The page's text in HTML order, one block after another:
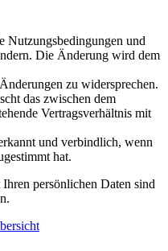
Nutzungsbedingungen und
Die Änderung wird dem
zu widersprechen.
das zwischen dem
Vertragsverhältnis mit
und verbindlich, wenn
hat.
persönlichen Daten sind